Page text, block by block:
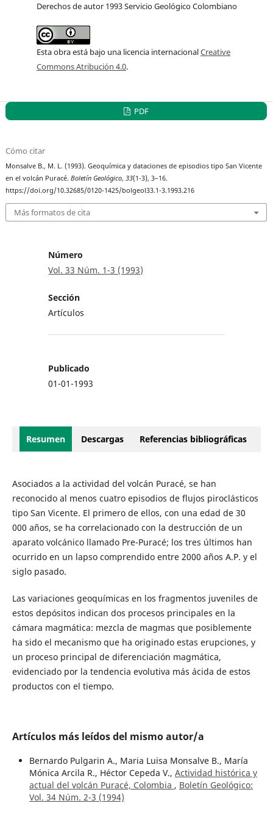
Derechos de autor 1993 Servicio Geológico Colombiano
Esta obra está bajo una licencia internacionalCreative
Commons Atribución 4.0.
PDF
Cómo citar
Monsalve B., M. L. (1993). Geoquímica y dataciones de episodios tipo San Vicente
en el volcán Puracé.Boletín Geológico,33(1-3), 3–16.
https://doi.org/10.32685/0120-1425/bolgeol33.1-3.1993.216
Más formatos de cita
Número
Vol. 33 Núm. 1-3 (1993)
Sección
Artículos
Publicado
01-01-1993
Resumen Descargas Referencias bibliográficas
Asociados a la actividad del volcán Puracé, se han
reconocido al menos cuatro episodios de flujos piroclásticos
tipo San Vicente. El primero de ellos, con una edad de 30
000 años, se ha correlacionado con la destrucción de un
aparato volcánico llamado Pre-Puracé; los tres últimos han
ocurrido en un lapso comprendido entre 2000 años A.P. y el
siglo pasado.
Las variaciones geoquímicas en los fragmentos juveniles de
estos depósitos indican dos procesos principales en la
cámara magmática: mezcla de magmas que posiblemente
ha sido el mecanismo que ha originado estas erupciones, y
un proceso principal de diferenciación magmática,
evidenciado por la tendencia evolutiva más ácida de estos
productos con el tiempo.
Artículos más leídos del mismo autor/a
Bernardo Pulgarin A., Maria Luisa Monsalve B., María
Mónica Arcila R., Héctor Cepeda V., Actividad histórica y
actual del volcán Puracé, Colombia , Boletín Geológico:
Vol. 34 Núm. 2-3 (1994)